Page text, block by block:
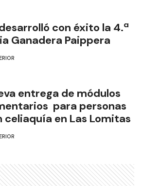
con éxito la 4.ª
Ganadera Paippera
entrega de módulos
para personas
celiaquía en Las Lomitas